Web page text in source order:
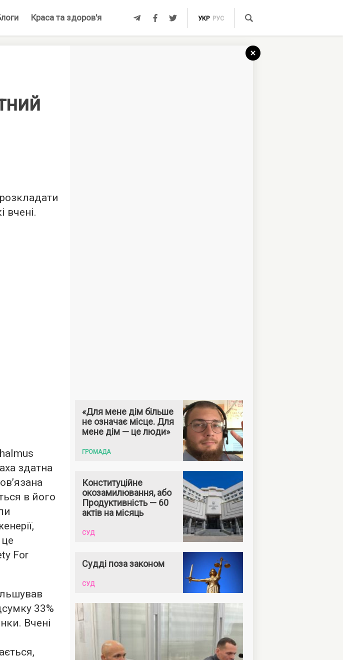
Краса та здоров'я УКР РУС
вчені.
здатна
в його
For
33%
Вчені
«Для мене дім більше
не означає місце. Для
мене дім — це люди»
ГРОМАДА
Конституційне
окозамилювання, або
Продуктивність — 60
актів на місяць
СУД
Судді поза законом
СУД